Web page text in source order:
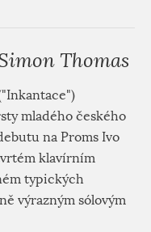
Thomas
mladého českého
na Proms Ivo
klavírním
typických
výrazným sólovým